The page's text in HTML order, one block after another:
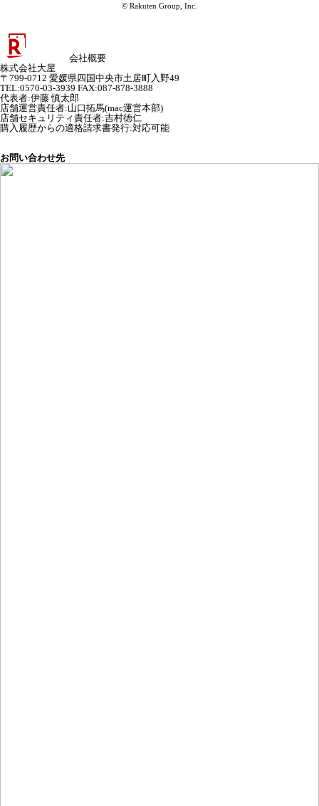
© Rakuten Group, Inc.
会社概要
株式会社大屋
〒799-0712 愛媛県四国中央市土居町入野49
TEL:0570-03-3939 FAX:087-878-3888
代表者:伊藤 慎太郎
店舗運営責任者:山口拓馬(mac運営本部)
店舗セキュリティ責任者:吉村徳仁
購入履歴からの適格請求書発行:対応可能
お問い合わせ先